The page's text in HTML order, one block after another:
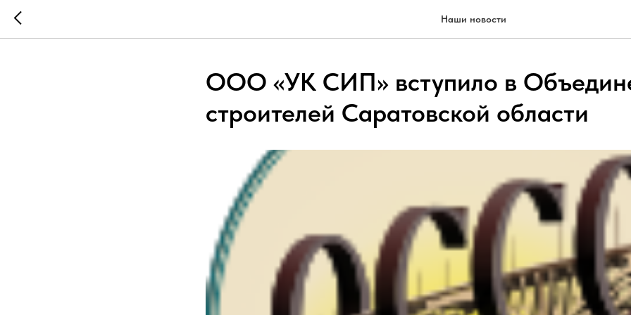
Наши новости
ООО «УК СИП» вступило в
строителей Саратовской области